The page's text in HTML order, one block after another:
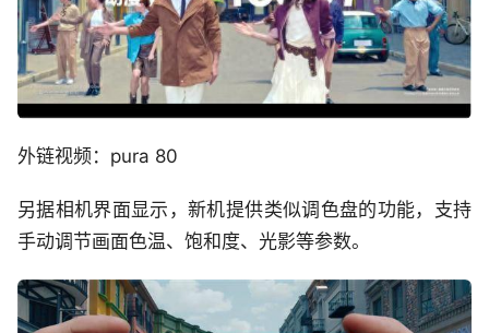
外链视频：pura 80
另据相机界面显示，新机提供类似调色盘的功能，支持
手动调节画面色温、饱和度、光影等参数。